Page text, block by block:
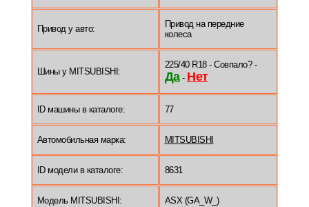
Привод у авто:
Привод на передние
колеса
Шины у MITSUBISHI:
225/40 R18 - Совпало? -
Да- Нет
ID машины в каталоге: 77
Автомобильная марка: MITSUBISHI
ID модели в каталоге: 8631
Модель MITSUBISHI: ASX (GA_W_)